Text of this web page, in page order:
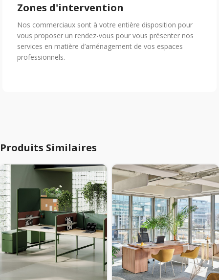
Zones d'intervention
Nos commerciaux sont à votre entière disposition pour
vous proposer un rendez-vous pour vous présenter nos
services en matière d’aménagement de vos espaces
professionnels.
Produits Similaires